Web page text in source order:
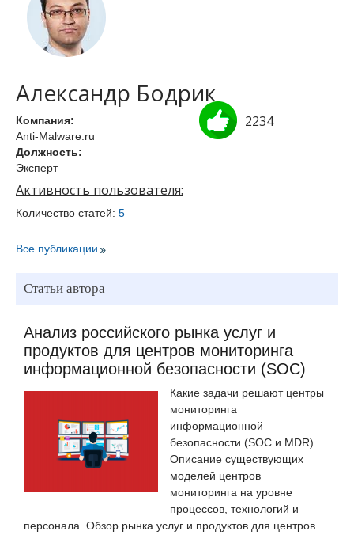
Александр Бодрик
2234
Компания:
Anti-Malware.ru
Должность:
Эксперт
Активность пользователя:
Количество статей: 5
Все публикации
Статьи автора
Анализ российского рынка услуг и
продуктов для центров мониторинга
информационной безопасности (SOC)
Какие задачи решают центры
мониторинга
информационной
безопасности (SOC и MDR).
Описание существующих
моделей центров
мониторинга на уровне
процессов, технологий и
персонала. Обзор рынка услуг и продуктов для центров